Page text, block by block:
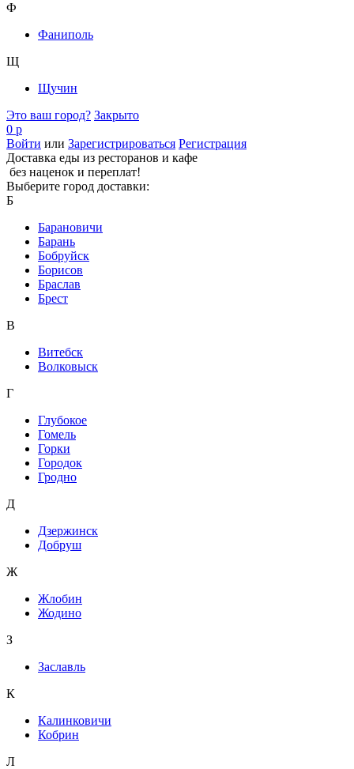
Ф
Фаниполь
Щ
Щучин
Это ваш город? Закрыто
0 р
Войти или Зарегистрироваться Регистрация
Доставка еды из ресторанов и кафе
без наценок и переплат!
Выберите город доставки:
Б
Барановичи
Барань
Бобруйск
Борисов
Браслав
Брест
В
Витебск
Волковыск
Г
Глубокое
Гомель
Горки
Городок
Гродно
Д
Дзержинск
Добруш
Ж
Жлобин
Жодино
З
Заславль
К
Калинковичи
Кобрин
Л